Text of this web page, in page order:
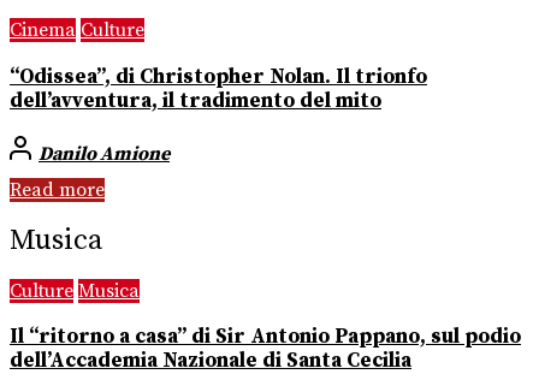
Cinema Culture
“Odissea”, di Christopher Nolan. Il trionfo
dell’avventura, il tradimento del mito
Danilo Amione
Read more
Musica
Culture Musica
Il “ritorno a casa” di Sir Antonio Pappano, sul podio
dell’Accademia Nazionale di Santa Cecilia